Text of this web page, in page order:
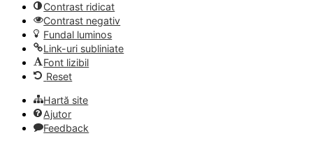
Contrast ridicat
Contrast negativ
Fundal luminos
Link-uri subliniate
Font lizibil
Reset
Hartă site
Ajutor
Feedback